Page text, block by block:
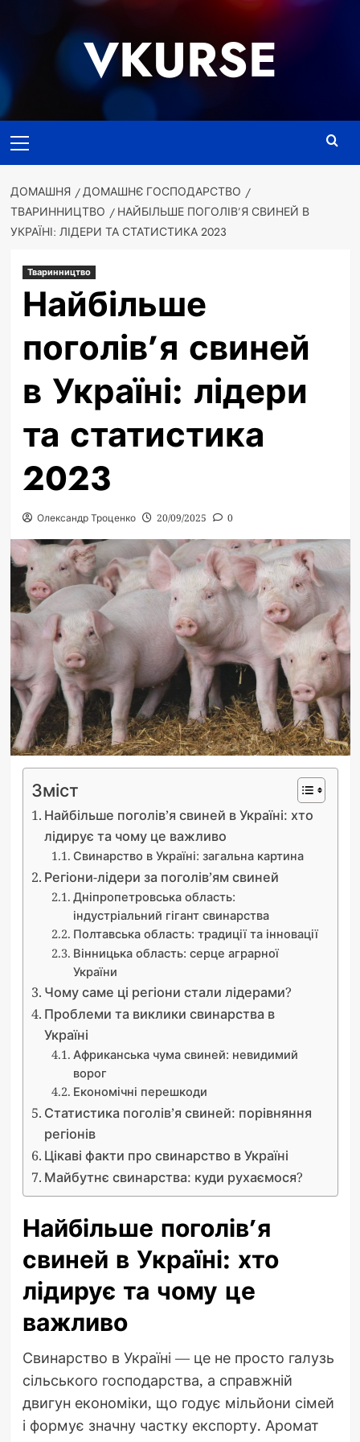
VKURSE
меню
ДОМАШНЯ
ДОМАШНЄ ГОСПОДАРСТВО
ТВАРИННИЦТВО
НАЙБІЛЬШЕ ПОГОЛІВ’Я СВИНЕЙ В
УКРАЇНІ: ЛІДЕРИ ТА СТАТИСТИКА 2023
Тваринництво
Найбільше
поголів’я свиней
в Україні: лідери
та статистика
2023
Олександр Троценко 20/09/2025 0
Зміст
Найбільше поголів’я свиней в Україні: хто
лідирує та чому це важливо
Свинарство в Україні: загальна картина
Регіони-лідери за поголів’ям свиней
Дніпропетровська область:
індустріальний гігант свинарства
Полтавська область: традиції та інновації
Вінницька область: серце аграрної
України
Чому саме ці регіони стали лідерами?
Проблеми та виклики свинарства в
Україні
Африканська чума свиней: невидимий
ворог
Економічні перешкоди
Статистика поголів’я свиней: порівняння
регіонів
Цікаві факти про свинарство в Україні
Майбутнє свинарства: куди рухаємося?
Найбільше поголів’я
свиней в Україні: хто
лідирує та чому це
важливо
Свинарство в Україні — це не просто галузь
сільського господарства, а справжній
двигун економіки, що годує мільйони сімей
і формує значну частку експорту. Аромат